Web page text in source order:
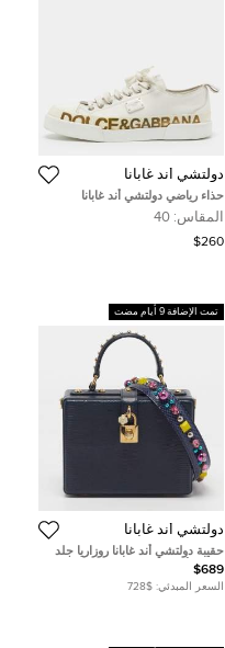
دولتشي أند غابانا
حذاء رياضي دولتشي أند غابانا
بورتوفينو جلد أبيض وذهبي ورباط
مطاطي مقاس 40
المقاس: 40
$260
تمت الإضافة 9 أيام مضت
دولتشي أند غابانا
حقيبة دولتشي أند غابانا روزاريا جلد
سحلية أزرق منقوش بيد علوية
$689
السعر المبدئي: $728